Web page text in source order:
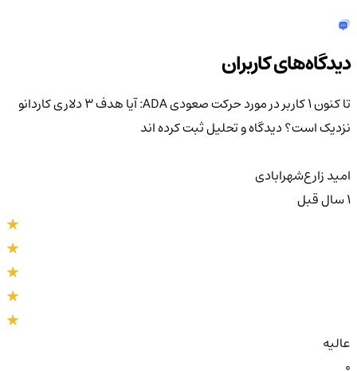
دیدگاه‌های کاربران
تا کنون 1 کاربر در مورد
حرکت صعودی ADA: آیا هدف ۳ دلاری کاردانو
نزدیک است؟دیدگاه و تحلیل ثبت کرده اند
امید زارع‌شهر‌ابادی
عالیه